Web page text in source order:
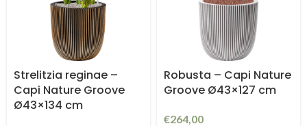
Strelitzia reginae –
Capi Nature Groove
Ø43×134 cm
Robusta – Capi Nature
Groove Ø43×127 cm
€264,00